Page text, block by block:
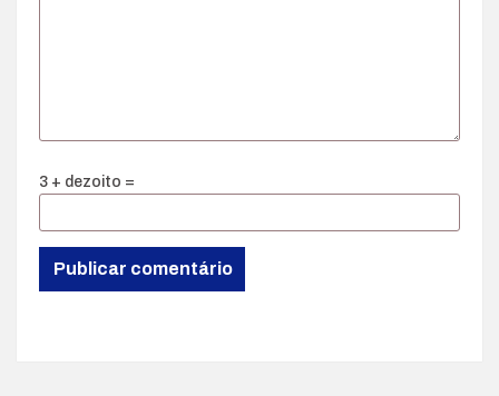
3 + dezoito =